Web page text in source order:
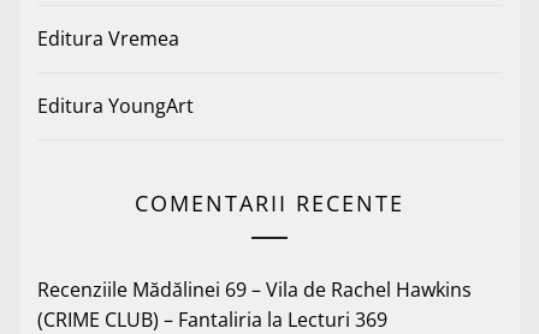
Editura Vremea
Editura YoungArt
COMENTARII RECENTE
Recenziile Mădălinei 69 – Vila de Rachel Hawkins
(CRIME CLUB) – Fantaliria la Lecturi 369